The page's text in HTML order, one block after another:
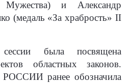
и Александр
(медаль «За храбрость» II
была посвящена
областных законов.
ранее обозначила